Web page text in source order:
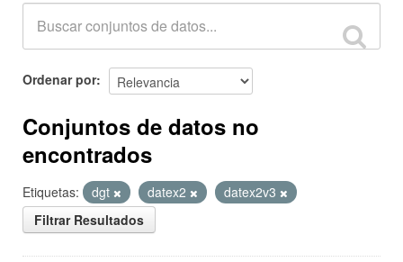
Ordenar por
Conjuntos de datos no
encontrados
Etiquetas: dgt datex2
datex2v3
Filtrar Resultados